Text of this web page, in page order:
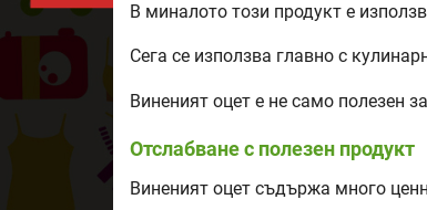
В миналото този продукт е
Сега се използва главно с
Виненият оцет е не само полезен
Отслабване с полезен продукт
Виненият оцет съдържа много